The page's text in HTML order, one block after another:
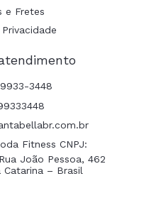
e Fretes
3448
Fitness CNPJ:
João Pessoa, 462
– Brasil